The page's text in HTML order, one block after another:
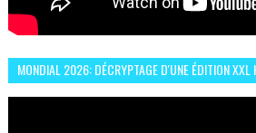
MONDIAL 2026: DÉCRYPTAGE D'UNE ÉDITION